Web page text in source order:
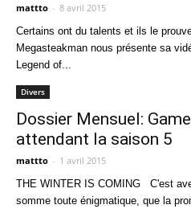
mattto - 8 avril 2015
Certains ont du talents et ils le
Megasteakman nous présente sa
Legend of...
Divers
Dossier Mensuel:
attendant la saison 5
mattto - 1 avril 2015
THE WINTER IS COMING C'est
somme toute énigmatique, que la